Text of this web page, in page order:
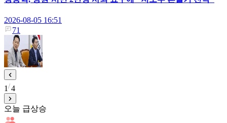
2026-08-05 16:51
71
1 4
오늘 급상승